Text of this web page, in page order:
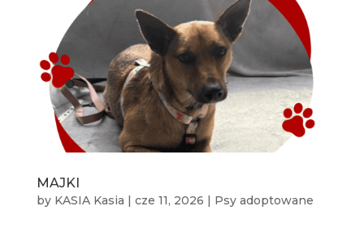
MAJKI
by KASIA Kasia cze 11, 2026 Psy adoptowane